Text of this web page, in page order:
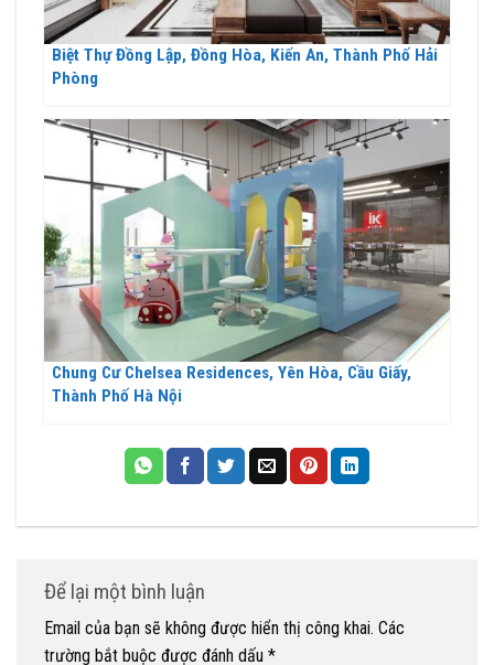
Biệt Thự Đồng Lập, Đồng Hòa, Kiến An, Thành Phố Hải
Phòng
Chung Cư Chelsea Residences, Yên Hòa, Cầu Giấy,
Thành Phố Hà Nội
Để lại một bình luận
Email của bạn sẽ không được hiển thị công khai. Các
trường bắt buộc được đánh dấu *